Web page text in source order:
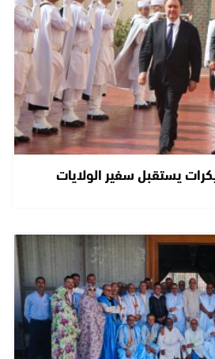
يستقبل سفير الولايات